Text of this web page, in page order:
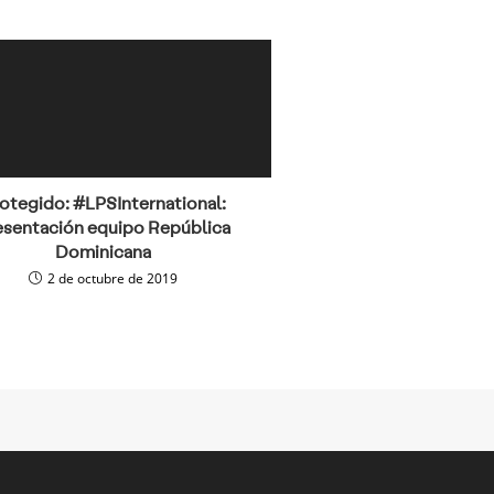
#LPSInternational:
equipo República
Dominicana
2 de octubre de 2019